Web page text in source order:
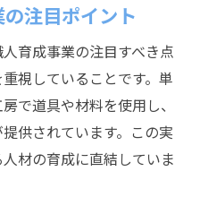
注目ポイント
育成事業の注目すべき点
視していることです。単
で道具や材料を使用し、
供されています。この実
材の育成に直結していま